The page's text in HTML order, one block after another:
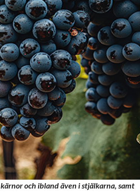
och ibland även i stjälkarna, samt